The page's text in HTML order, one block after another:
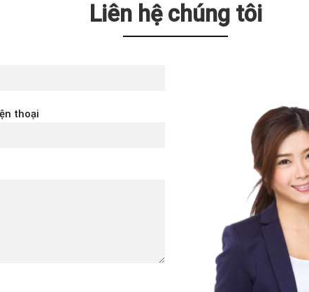
Liên hệ chúng tôi
thoại